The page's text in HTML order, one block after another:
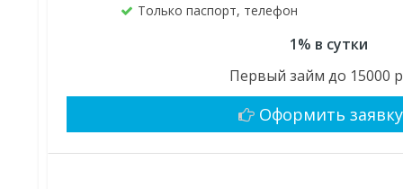
Только паспорт, телефон
1% в сутки
Первый займ до 15000
Оформить заявку